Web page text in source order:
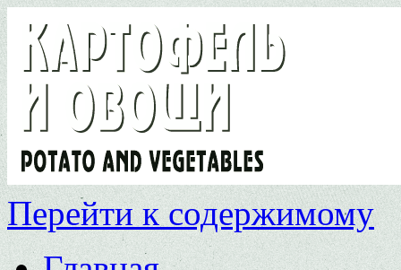
Перейти к содержимому